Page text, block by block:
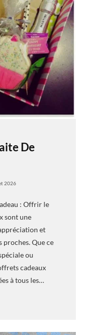
De
2026
: Offrir le
sont une
et
proches. Que ce
ou
cadeaux
à tous les…